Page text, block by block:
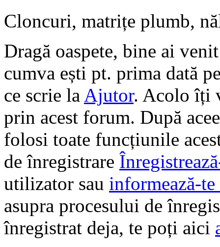
Cloncuri, matrițe plumb,
Dragă oaspete, bine ai
cumva ești pt. prima dată
ce scrie la Ajutor. Acolo îți
prin acest forum. După
folosi toate funcțiunile
de înregistrare
utilizator sau informează-
asupra procesului de
înregistrat deja, te poți aici